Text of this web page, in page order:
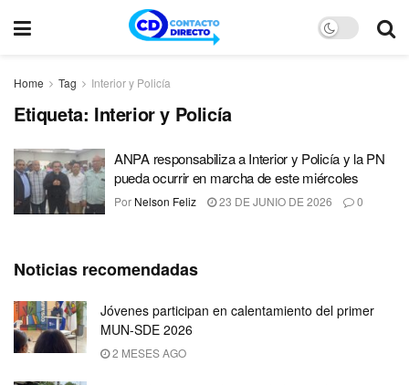
Home Tag Interior y Policía
Etiqueta: Interior y Policía
ANPA responsabiliza a Interior y Policía y la PN
pueda ocurrir en marcha de este miércoles
Por Nelson Feliz 23 DE JUNIO DE 2026 0
Noticias recomendadas
Jóvenes participan en calentamiento del primer
MUN-SDE 2026
2 MESES AGO